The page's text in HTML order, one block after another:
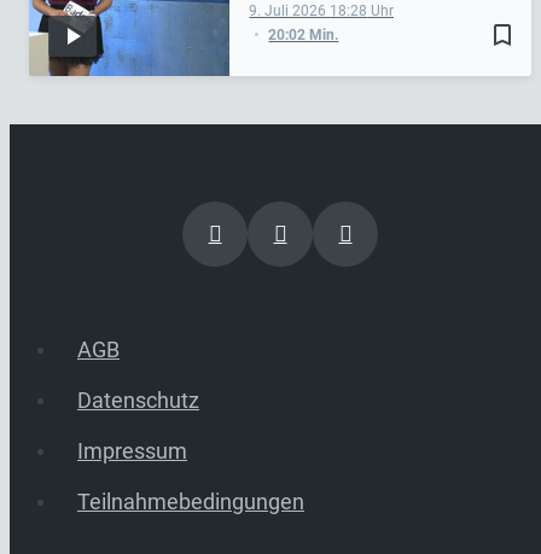
bookmark_border
9. Juli 2026 18:28
20:02 Min.
AGB
Datenschutz
Impressum
Teilnahmebedingungen